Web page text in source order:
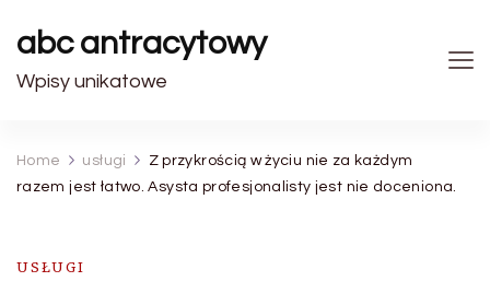
abc antracytowy
Wpisy unikatowe
Home usługi
Z przykrością w życiu nie za każdym
razem jest łatwo. Asysta profesjonalisty jest nie doceniona.
USŁUGI